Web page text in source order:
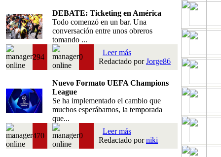
DEBATE: Ticketing en América
Todo comenzó en un bar. Una
conversación entre unos obreros
tomando ...
294 0
Leer más
Redactado porJorge86
Nuevo Formato UEFA Champions
League
Se ha implementado el cambio que
muchos esperábamos, la temporada
que...
470 0
Leer más
Redactado porniki